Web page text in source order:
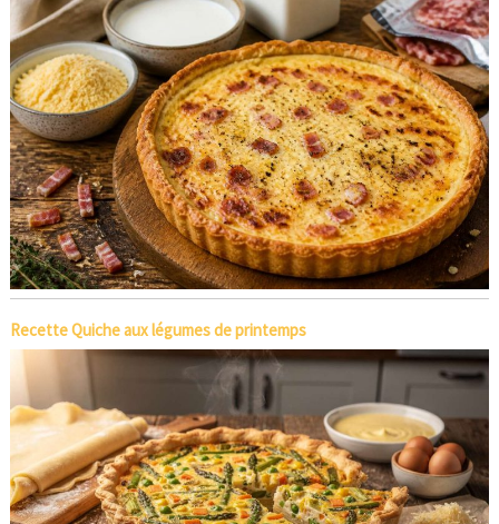
Recette Quiche aux légumes de printemps